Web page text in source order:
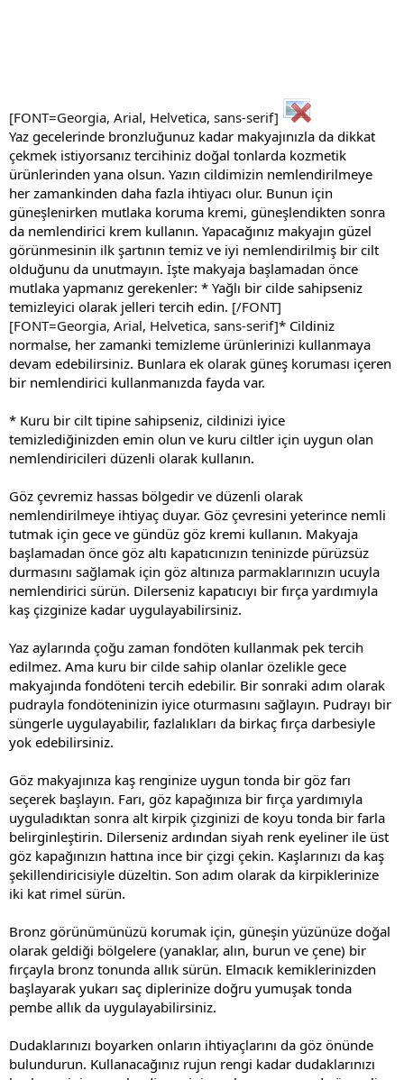
[FONT=Georgia, Arial, Helvetica, sans-serif]
Yaz gecelerinde bronzluğunuz kadar makyajınızla da dikkat
çekmek istiyorsanız tercihiniz doğal tonlarda kozmetik
ürünlerinden yana olsun. Yazın cildimizin nemlendirilmeye
her zamankinden daha fazla ihtiyacı olur. Bunun için
güneşlenirken mutlaka koruma kremi, güneşlendikten sonra
da nemlendirici krem kullanın. Yapacağınız makyajın güzel
görünmesinin ilk şartının temiz ve iyi nemlendirilmiş bir cilt
olduğunu da unutmayın. İşte makyaja başlamadan önce
mutlaka yapmanız gerekenler: * Yağlı bir cilde sahipseniz
temizleyici olarak jelleri tercih edin. [/FONT]
[FONT=Georgia, Arial, Helvetica, sans-serif]* Cildiniz
normalse, her zamanki temizleme ürünlerinizi kullanmaya
devam edebilirsiniz. Bunlara ek olarak güneş koruması içeren
bir nemlendirici kullanmanızda fayda var.
* Kuru bir cilt tipine sahipseniz, cildinizi iyice
temizlediğinizden emin olun ve kuru ciltler için uygun olan
nemlendiricileri düzenli olarak kullanın.
Göz çevremiz hassas bölgedir ve düzenli olarak
nemlendirilmeye ihtiyaç duyar. Göz çevresini yeterince nemli
tutmak için gece ve gündüz göz kremi kullanın. Makyaja
başlamadan önce göz altı kapatıcınızın teninizde pürüzsüz
durmasını sağlamak için göz altınıza parmaklarınızın ucuyla
nemlendirici sürün. Dilerseniz kapatıcıyı bir fırça yardımıyla
kaş çizginize kadar uygulayabilirsiniz.
Yaz aylarında çoğu zaman fondöten kullanmak pek tercih
edilmez. Ama kuru bir cilde sahip olanlar özelikle gece
makyajında fondöteni tercih edebilir. Bir sonraki adım olarak
pudrayla fondöteninizin iyice oturmasını sağlayın. Pudrayı bir
süngerle uygulayabilir, fazlalıkları da birkaç fırça darbesiyle
yok edebilirsiniz.
Göz makyajınıza kaş renginize uygun tonda bir göz farı
seçerek başlayın. Farı, göz kapağınıza bir fırça yardımıyla
uyguladıktan sonra alt kirpik çizginizi de koyu tonda bir farla
belirginleştirin. Dilerseniz ardından siyah renk eyeliner ile üst
göz kapağınızın hattına ince bir çizgi çekin. Kaşlarınızı da kaş
şekillendiricisiyle düzeltin. Son adım olarak da kirpiklerinize
iki kat rimel sürün.
Bronz görünümünüzü korumak için, güneşin yüzünüze doğal
olarak geldiği bölgelere (yanaklar, alın, burun ve çene) bir
fırçayla bronz tonunda allık sürün. Elmacık kemiklerinizden
başlayarak yukarı saç diplerinize doğru yumuşak tonda
pembe allık da uygulayabilirsiniz.
Dudaklarınızı boyarken onların ihtiyaçlarını da göz önünde
bulundurun. Kullanacağınız rujun rengi kadar dudaklarınızı